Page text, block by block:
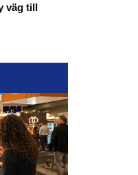
väg till